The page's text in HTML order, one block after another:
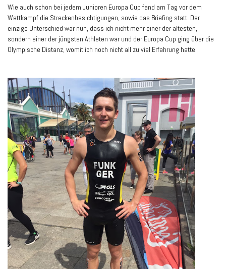
Wie auch schon bei jedem Junioren Europa Cup fand am Tag vor dem
Wettkampf die Streckenbesichtigungen, sowie das Briefing statt. Der
einzige Unterschied war nun, dass ich nicht mehr einer der ältesten,
sondern einer der jüngsten Athleten war und der Europa Cup ging über die
Olympische Distanz, womit ich noch nicht all zu viel Erfahrung hatte.